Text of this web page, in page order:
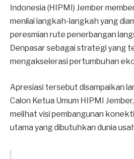
Indonesia (HIPMI) Jember
menilai langkah-langkah yang
peresmian rute penerbangan
Denpasar sebagai strategi yang
mengakselerasi pertumbuhan
Apresiasi tersebut disampaikan
Calon Ketua Umum HIPMI
melihat visi pembangunan
utama yang dibutuhkan dunia